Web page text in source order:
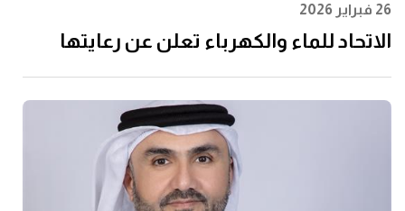
26 فبراير 2026
الاتحاد للماء والكهرباء تعلن عن رعايتها